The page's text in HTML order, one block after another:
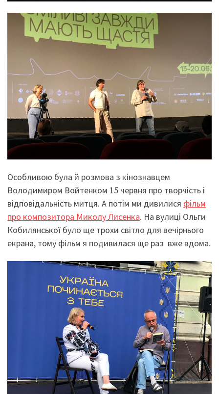
Особливою була й розмова з кінознавцем
Володимиром Войтенком 15 червня про творчість і
відповідальність митця. А потім ми дивилися фільм
про композитора Миколу Лисенка. На вулиці Ольги
Кобилянської було ще трохи cвітло для вечірнього
екрана, тому фільм я подивилася ще раз вже вдома.